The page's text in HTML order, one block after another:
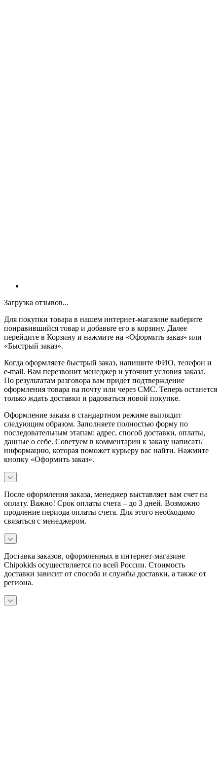
Загрузка отзывов...
Для покупки товара в нашем интернет-магазине выберите
понравившийся товар и добавьте его в корзину. Далее
перейдите в Корзину и нажмите на «Оформить заказ» или
«Быстрый заказ».
Когда оформляете быстрый заказ, напишите ФИО, телефон и
e-mail. Вам перезвонит менеджер и уточнит условия заказа.
По результатам разговора вам придет подтверждение
оформления товара на почту или через СМС. Теперь останется
только ждать доставки и радоваться новой покупке.
Оформление заказа в стандартном режиме выглядит
следующим образом. Заполняете полностью форму по
последовательным этапам: адрес, способ доставки, оплаты,
данные о себе. Советуем в комментарии к заказу написать
информацию, которая поможет курьеру вас найти. Нажмите
кнопку «Оформить заказ».
После оформления заказа, менеджер выставляет вам счет на
оплату. Важно! Срок оплаты счета – до 3 дней. Возможно
продление периода оплаты счета. Для этого необходимо
связаться с менеджером.
Доставка заказов, оформленных в интернет-магазине
Chipokids осуществляется по всей России. Стоимость
доставки зависит от способа и службы доставки, а также от
региона.